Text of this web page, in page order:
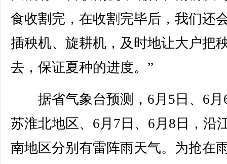
食收割完，在收割完毕后，我们还
插秧机、旋耕机，及时地让大户把
去，保证夏种的进度。”
据省气象台预测，6月5日、6月
苏淮北地区、6月7日、6月8日，沿
南地区分别有雷阵雨天气。为抢在